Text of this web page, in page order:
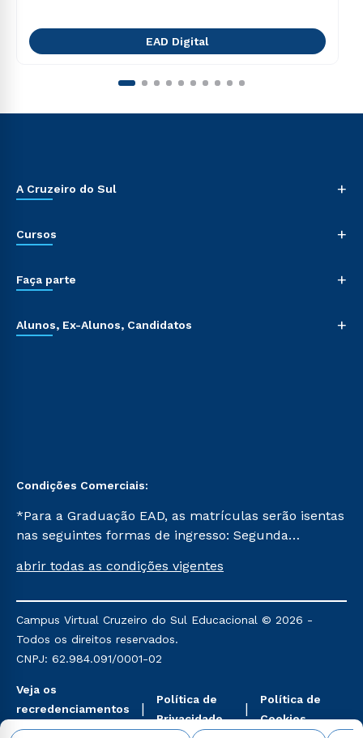
EAD Digital
A Cruzeiro do Sul +
Cursos +
Faça parte +
Alunos, Ex-Alunos, Candidatos +
Condições Comerciais:
*Para a Graduação EAD, as matrículas serão isentas
nas seguintes formas de ingresso: Segunda
Já para as demais, a taxa de matrícula será de R$
mencionadas são referentes aos cursos: Ensino
Religioso, Geografia para a Docência e Metodologia
do Ensino de História: Questões Atuais.
abrir todas as condições vigentes
Campus Virtual Cruzeiro do Sul Educacional © 2026 -
Todos os direitos reservados.
CNPJ: 62.984.091/0001-02
Veja os
recredenciamentos
aqui
Política de
Privacidade
Política de
Cookies